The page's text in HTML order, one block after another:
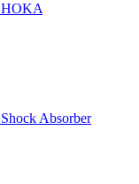
HOKA
Shock Absorber